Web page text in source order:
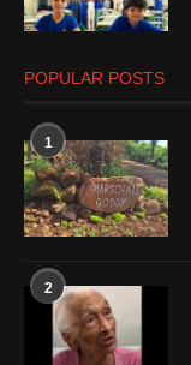
POPULAR POSTS
1
2